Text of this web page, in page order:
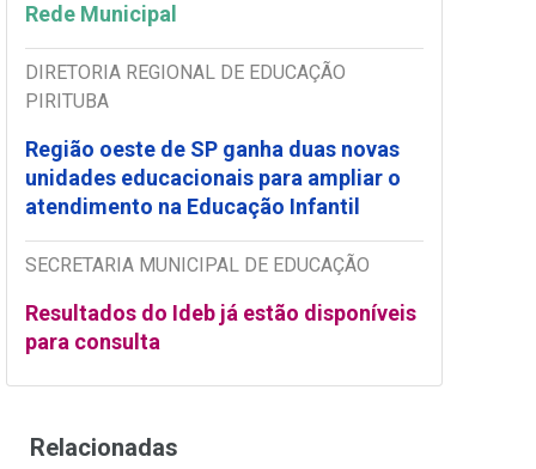
Rede Municipal
DIRETORIA REGIONAL DE EDUCAÇÃO
PIRITUBA
Região oeste de SP ganha duas novas
unidades educacionais para ampliar o
atendimento na Educação Infantil
SECRETARIA MUNICIPAL DE EDUCAÇÃO
Resultados do Ideb já estão disponíveis
para consulta
Relacionadas